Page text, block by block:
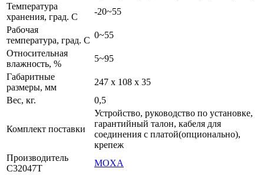
Температура
хранения, град. C
-20~55
Рабочая
температура, град. C
0~55
Относительная
влажность, %
5~95
Габаритные
размеры, мм
247 x 108 x 35
Вес, кг.
0,5
Комплект поставки
Устройство, руководство по установке,
гарантийный талон, кабеля для
соединения с платой(опционально),
крепеж
Производитель
C32047T
MOXA